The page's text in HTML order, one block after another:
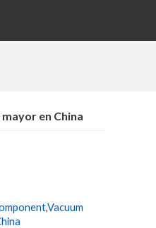
en China